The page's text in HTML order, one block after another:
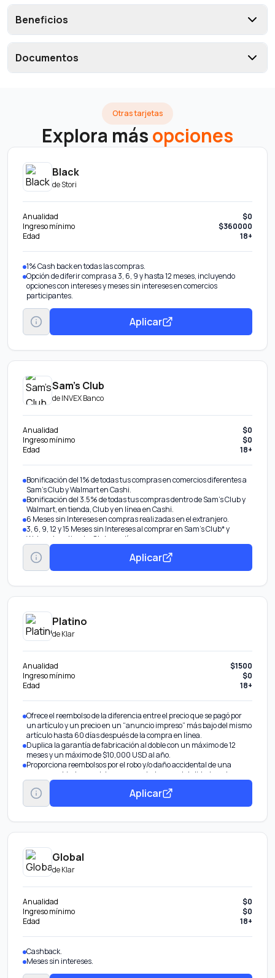
Beneficios
Documentos
Otras tarjetas
Explora másopciones
Black
deStori
Anualidad
$0
Ingreso mínimo
$360000
Edad
18+
1% Cash back en todas las compras.
Opción de diferir compras a 3, 6, 9 y hasta 12 meses, incluyendo
opciones con intereses y meses sin intereses en comercios
participantes.
Aplicar
Sam's Club
deINVEX Banco
Anualidad
$0
Ingreso mínimo
$0
Edad
18+
Bonificación del 1% de todas tus compras en comercios diferentes a
Sam's Club y Walmart en Cashi.
Bonificación del 3.5% de todas tus compras dentro de Sam's Club y
Walmart, en tienda, Club y en línea en Cashi.
6 Meses sin Intereses en compras realizadas en el extranjero.
3, 6, 9, 12 y 15 Meses sin Intereses al comprar en Sam's Club* y
Walmart, en tienda, Club y en línea.
Aplicar
Platino
deKlar
Anualidad
$1500
Ingreso mínimo
$0
Edad
18+
Ofrece el reembolso de la diferencia entre el precio que se pagó por
un artículo y un precio en un “anuncio impreso” más bajo del mismo
artículo hasta 60 días después de la compra en línea.
Duplica la garantía de fabricación al doble con un máximo de 12
meses y un máximo de $10,000 USD al año.
Proporciona reembolsos por el robo y/o daño accidental de una
compra cubierta que debe ser cancelada en su totalidad con la
tarjeta Mastercard.
Aplicar
Global
deKlar
Anualidad
$0
Ingreso mínimo
$0
Edad
18+
Cashback.
Meses sin intereses.